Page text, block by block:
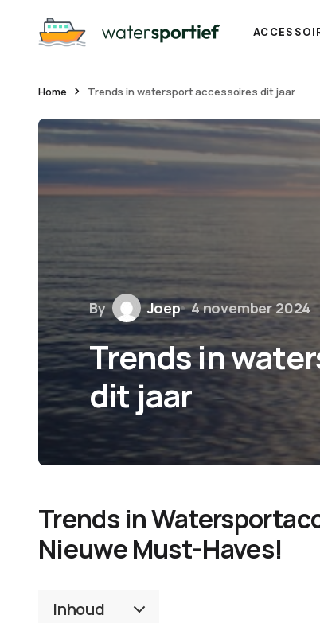
Home Trends in watersport accessoires dit jaar
By Joep 4 november 2024
Trends in
dit jaar
Trends in
Nieuwe Must-Haves!
Inhoud